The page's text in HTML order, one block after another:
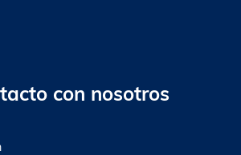
con nosotros